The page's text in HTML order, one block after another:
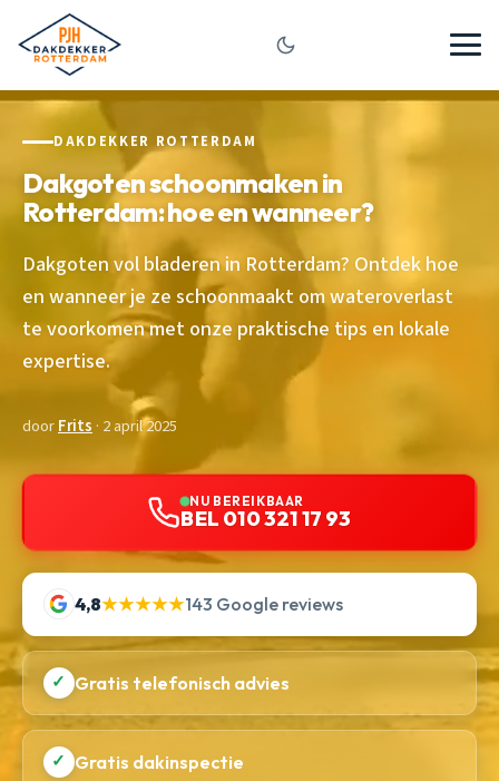
DAKDEKKER ROTTERDAM
Dakgoten schoonmaken in
Rotterdam: hoe en wanneer?
Dakgoten vol bladeren in Rotterdam? Ontdek hoe
en wanneer je ze schoonmaakt om wateroverlast
te voorkomen met onze praktische tips en lokale
expertise.
doorFrits · 2 april 2025
NU BEREIKBAAR
BEL 010 321 17 93
4,8★★★★★143 Google reviews
✓ Gratis telefonisch advies
✓ Gratis dakinspectie